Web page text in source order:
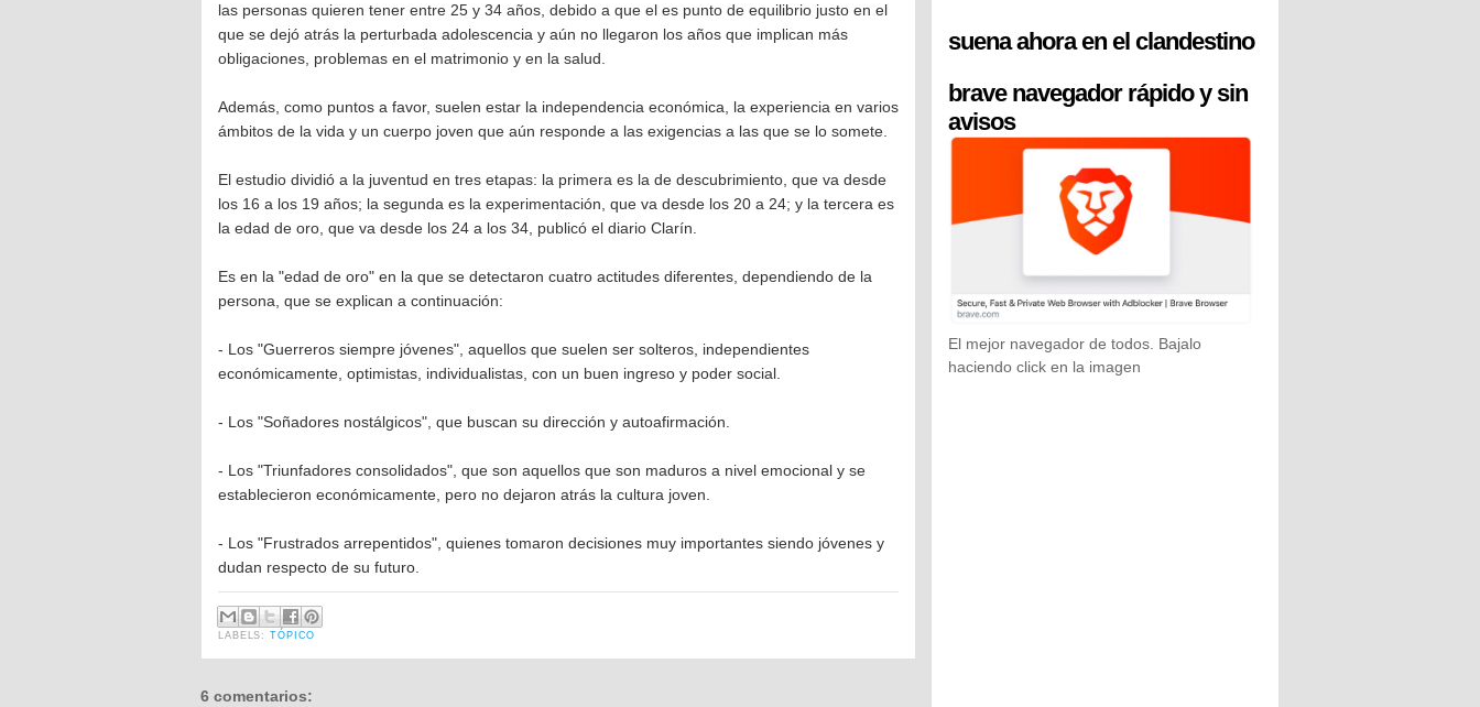
las personas quieren tener entre 25 y 34 años, debido a que el es punto de equilibrio justo en el
que se dejó atrás la perturbada adolescencia y aún no llegaron los años que implican más
obligaciones, problemas en el matrimonio y en la salud.
Además, como puntos a favor, suelen estar la independencia económica, la experiencia en varios
ámbitos de la vida y un cuerpo joven que aún responde a las exigencias a las que se lo somete.
El estudio dividió a la juventud en tres etapas: la primera es la de descubrimiento, que va desde
los 16 a los 19 años; la segunda es la experimentación, que va desde los 20 a 24; y la tercera es
la edad de oro, que va desde los 24 a los 34, publicó el diario Clarín.
Es en la "edad de oro" en la que se detectaron cuatro actitudes diferentes, dependiendo de la
persona, que se explican a continuación:
- Los "Guerreros siempre jóvenes", aquellos que suelen ser solteros, independientes
económicamente, optimistas, individualistas, con un buen ingreso y poder social.
- Los "Soñadores nostálgicos", que buscan su dirección y autoafirmación.
- Los "Triunfadores consolidados", que son aquellos que son maduros a nivel emocional y se
establecieron económicamente, pero no dejaron atrás la cultura joven.
- Los "Frustrados arrepentidos", quienes tomaron decisiones muy importantes siendo jóvenes y
dudan respecto de su futuro.
LABELS:TÓPICO
6 comentarios:
suena ahora en el clandestino
brave navegador rápido y sin
avisos
El mejor navegador de todos. Bajalo
haciendo click en la imagen